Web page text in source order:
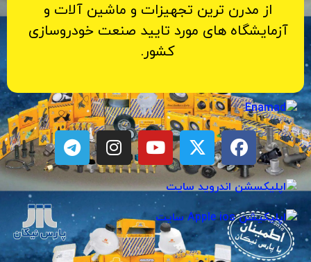
از مدرن ترین تجهیزات و ماشین آلات و
آزمایشگاه های مورد تایید صنعت خودروسازی
کشور.